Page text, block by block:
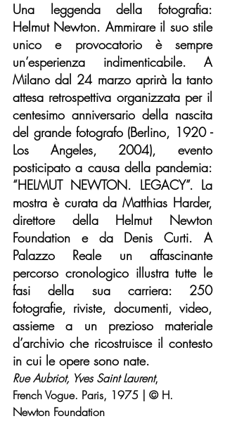
Una leggenda della fotografia:
Helmut Newton. Ammirare il suo stile
unico e provocatorio è sempre
un’esperienza indimenticabile. A
Milano dal 24 marzo aprirà la tanto
attesa retrospettiva organizzata per il
centesimo anniversario della nascita
del grande fotografo (Berlino, 1920 -
Los Angeles, 2004), evento
posticipato a causa della pandemia:
“HELMUT NEWTON. LEGACY”. La
mostra è curata da Matthias Harder,
direttore della Helmut Newton
Foundation e da Denis Curti. A
Palazzo Reale un affascinante
percorso cronologico illustra tutte le
fasi della sua carriera: 250
fotografie, riviste, documenti, video,
assieme a un prezioso materiale
d’archivio che ricostruisce il contesto
in cui le opere sono nate.
Rue Aubriot, Yves Saint Laurent,
French Vogue. Paris, 1975 | © H.
Newton Foundation